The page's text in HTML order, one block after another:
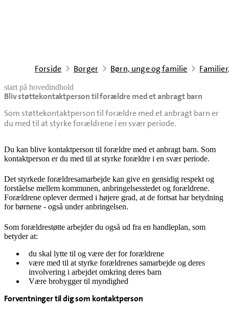
Forside Borger Børn, unge og familie
start på hovedindhold
Bliv støttekontaktperson til forældre med et anbragt barn
Som støttekontaktperson til forældre med et anbragt barn er
du med til at styrke forældrene i en svær periode.
senest opdateret 4. august 2026
Du kan blive kontaktperson til forældre med et anbragt barn. Som
kontaktperson er du med til at styrke forældre i en svær periode.
Det styrkede forældresamarbejde kan give en gensidig respekt og
forståelse mellem kommunen, anbringelsesstedet og forældrene.
Forældrene oplever dermed i højere grad, at de fortsat har betydning
for børnene - også under anbringelsen.
Som forældrestøtte arbejder du også ud fra en handleplan, som
betyder at:
du skal lytte til og være der for forældrene
være med til at styrke forældrenes samarbejde og deres
involvering i arbejdet omkring deres barn
Være brobygger til myndighed
Forventninger til dig som kontaktperson